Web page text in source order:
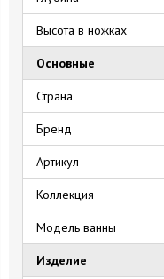
Высота в ножках
Основные
Страна
Бренд
Артикул
Коллекция
Модель ванны
Изделие